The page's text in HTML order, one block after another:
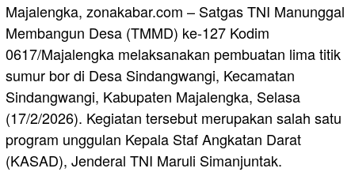
Majalengka, zonakabar.com – Satgas TNI Manunggal
Membangun Desa (TMMD) ke-127 Kodim
0617/Majalengka melaksanakan pembuatan lima titik
sumur bor di Desa Sindangwangi, Kecamatan
Sindangwangi, Kabupaten Majalengka, Selasa
(17/2/2026). Kegiatan tersebut merupakan salah satu
program unggulan Kepala Staf Angkatan Darat
(KASAD), Jenderal TNI Maruli Simanjuntak.